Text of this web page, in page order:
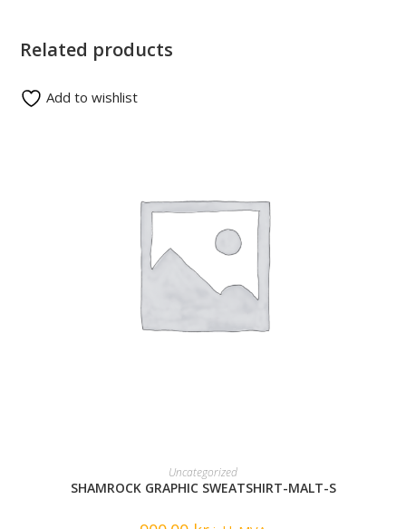
Related products
READ MORE
Uncategorized
SHAMROCK GRAPHIC SWEATSHIRT-MALT-S
Add to wishlist